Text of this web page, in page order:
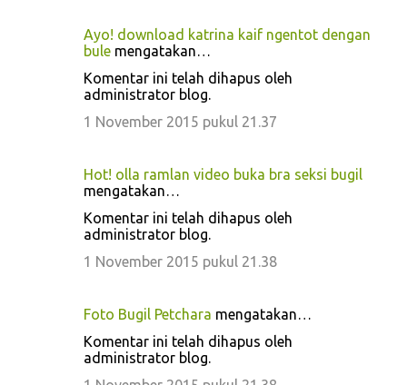
Ayo! download katrina kaif ngentot dengan
bule mengatakan…
Komentar ini telah dihapus oleh
administrator blog.
1 November 2015 pukul 21.37
Hot! olla ramlan video buka bra seksi bugil
mengatakan…
Komentar ini telah dihapus oleh
administrator blog.
1 November 2015 pukul 21.38
Foto Bugil Petchara mengatakan…
Komentar ini telah dihapus oleh
administrator blog.